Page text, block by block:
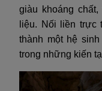
giàu khoáng
liệu. Nối liền trực
thành một hệ
trong những kiến